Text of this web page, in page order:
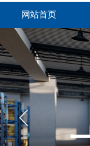
网站首页